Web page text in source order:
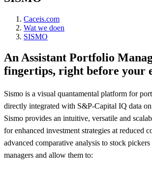
Caceis.com
Wat we doen
SISMO
An Assistant Portfolio
fingertips, right before your
Sismo is a visual quantamental platform for
directly integrated with S&P-Capital IQ data
Sismo provides an intuitive, versatile and
for enhanced investment strategies at reduced
advanced comparative analysis to stock
managers and allow them to: